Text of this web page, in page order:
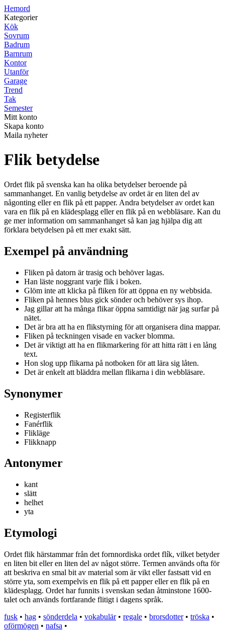
Hemord
Kategorier
Kök
Sovrum
Badrum
Barnrum
Kontor
Utanför
Garage
Trend
Tak
Semester
Mitt konto
Skapa konto
Maila nyheter
Flik betydelse
Ordet flik på svenska kan ha olika betydelser beroende på
sammanhanget. En vanlig betydelse av ordet är en liten del av
någonting eller en flik på ett papper. Andra betydelser av ordet kan
vara en flik på en klädesplagg eller en flik på en webbläsare. Kan du
ge mer information om sammanhanget så kan jag hjälpa dig att
förklara betydelsen på ett mer exakt sätt.
Exempel på användning
Fliken på datorn är trasig och behöver lagas.
Han läste noggrant varje flik i boken.
Glöm inte att klicka på fliken för att öppna en ny webbsida.
Fliken på hennes blus gick sönder och behöver sys ihop.
Jag gillar att ha många flikar öppna samtidigt när jag surfar på
nätet.
Det är bra att ha en flikstyrning för att organisera dina mappar.
Fliken på teckningen visade en vacker blomma.
Det är viktigt att ha en flikmarkering för att hitta rätt i en lång
text.
Hon slog upp flikarna på notboken för att lära sig låten.
Det är enkelt att bläddra mellan flikarna i din webbläsare.
Synonymer
Registerflik
Fanérflik
Flikläge
Flikknapp
Antonymer
kant
slätt
helhet
yta
Etymologi
Ordet flik härstammar från det fornnordiska ordet flík, vilket betyder
en liten bit eller en liten del av något större. Termen används ofta för
att beskriva en smal bit av material som är vikt eller fastsatt vid en
större yta, som exempelvis en flik på ett papper eller en flik på en
klädesplagg. Ordet har funnits i svenskan sedan åtminstone 1600-
talet och används fortfarande flitigt i dagens språk.
fusk • hag • sönderdela • vokabulär• regale • brorsdotter• tröska •
oförmögen • nafsa •